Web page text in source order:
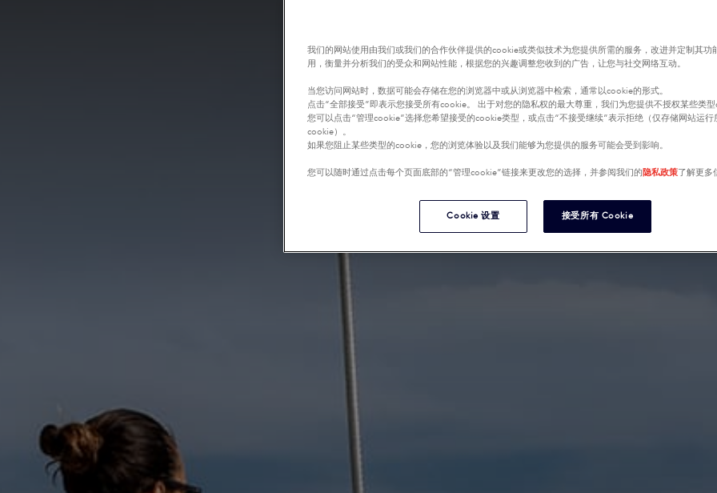
我们的网站使用由我们或我们的合作伙伴提供的cookie或类似技术为您提供所需的服务，改进并定制其功
用，衡量并分析我们的受众和网站性能，根据您的兴趣调整您收到的广告，让您与社交网络互动。
当您访问网站时，数据可能会存储在您的浏览器中或从浏览器中检索，通常以cookie的形式。
点击“全部接受”即表示您接受所有cookie。 出于对您的隐私权的最大尊重，我们为您提供不授权某些类
您可以点击“管理cookie”选择您希望接受的cookie类型，或点击“不接受继续”表示拒绝（仅存储网站运行
cookie）。
如果您阻止某些类型的cookie，您的浏览体验以及我们能够为您提供的服务可能会受到影响。
您可以随时通过点击每个页面底部的“管理cookie”链接来更改您的选择，并参阅我们的隐私政策了解更多
Cookie 设置 接受所有 Cookie